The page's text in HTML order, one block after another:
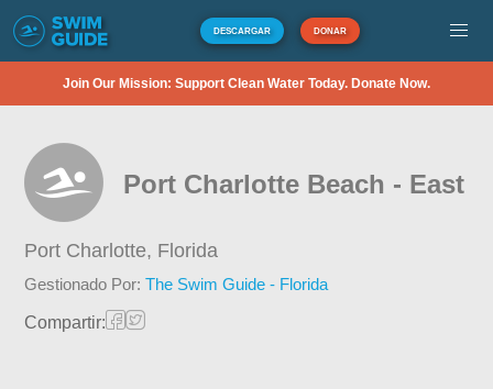
DESCARGAR DONAR
Join Our Mission: Support Clean Water Today. Donate Now.
Port Charlotte Beach - East
Port Charlotte, Florida
Gestionado Por:The Swim Guide - Florida
Compartir: